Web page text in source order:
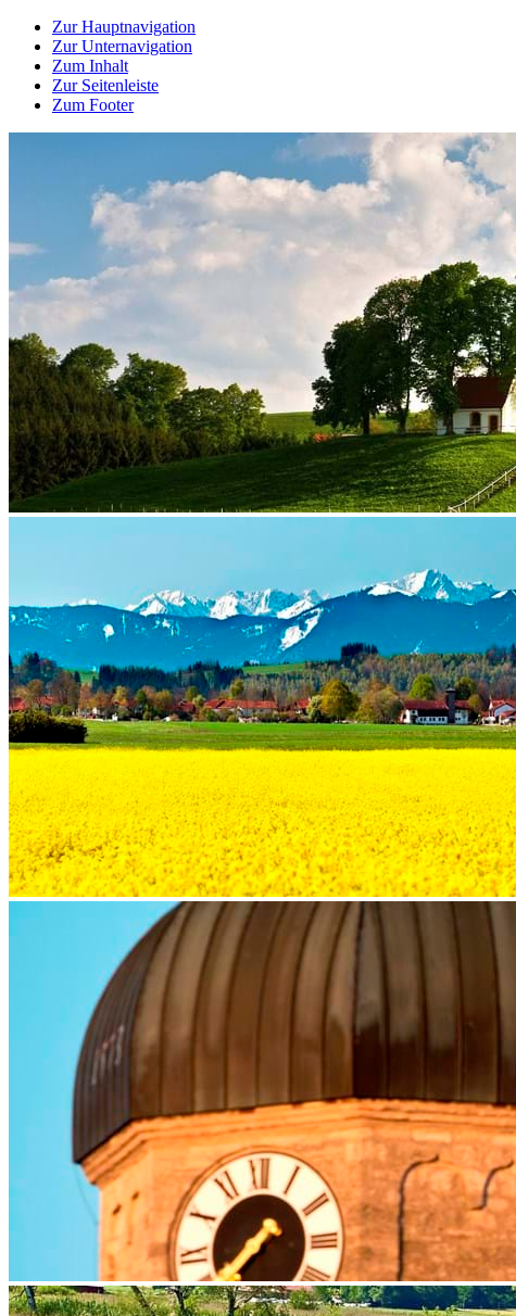
Zur Hauptnavigation
Zur Unternavigation
Zum Inhalt
Zur Seitenleiste
Zum Footer